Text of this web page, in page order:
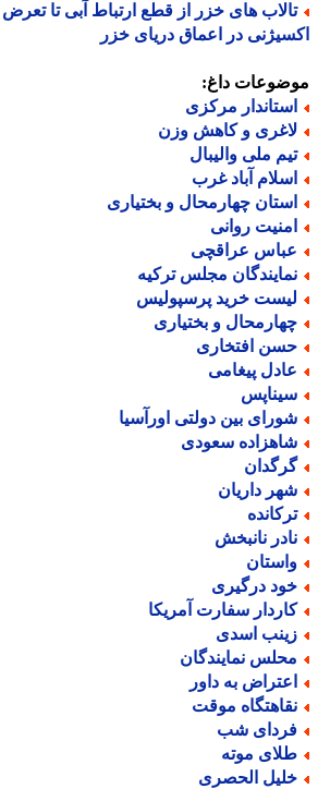
های خزر از قطع ارتباط آبی تا تعرض به
در اعماق دریای خزر
داغ:
مرکزی
و کاهش وزن
ملی والیبال
آباد غرب
چهارمحال و بختیاری
روانی
عراقچی
مجلس ترکیه
خرید پرسپولیس
و بختیاری
افتخاری
پیغامی
بین دولتی اورآسیا
سعودی
داریان
نانبخش
درگیری
سفارت آمریکا
اسدی
نمایندگان
به داور
موقت
شب
موته
الحصری